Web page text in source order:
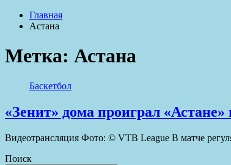
Главная
Астана
Метка: Астана
Баскетбол
«Зенит» дома проиграл
Видеотрансляция Фото: © VTB League В матче
Поиск